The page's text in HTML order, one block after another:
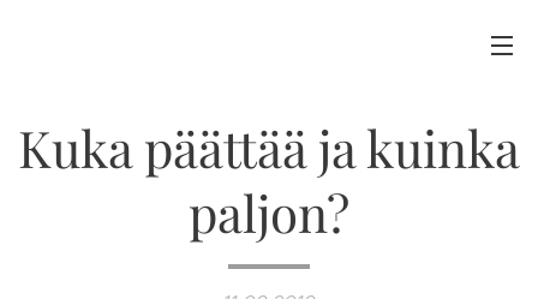
Kuka päättää ja kuinka
paljon?